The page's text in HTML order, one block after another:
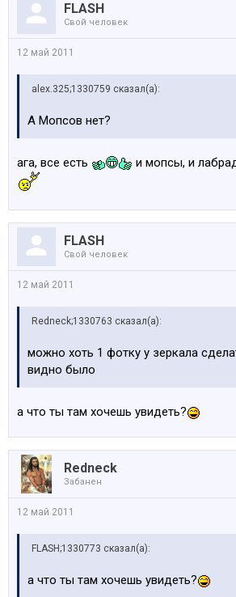
FLASH
Свой человек
12 май 2011
alex.325;1330759 сказал(а):
А Мопсов нет?
ага, все есть и мопсы, и
FLASH
Свой человек
12 май 2011
Redneck;1330763 сказал(а):
можно хоть 1 фотку у зеркала
видно было
а что ты там хочешь увидеть?
Redneck
Забанен
12 май 2011
FLASH;1330773 сказал(а):
а что ты там хочешь увидеть?